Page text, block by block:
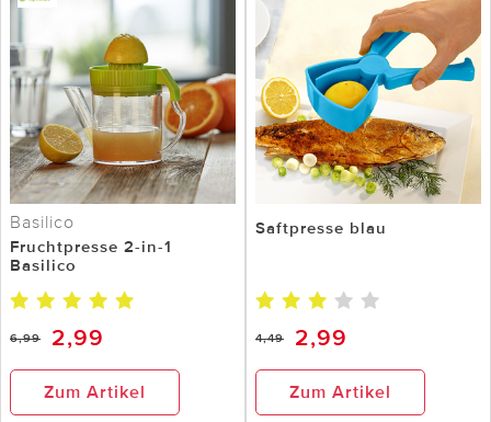
Basilico
Fruchtpresse 2-in-1
Basilico
6,99 2,99
Zum Artikel
Saftpresse blau
4,49 2,99
Zum Artikel